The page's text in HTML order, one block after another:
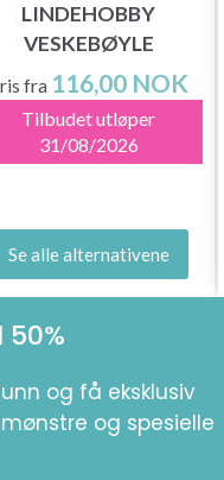
LINDEHOBBY
VESKEBØYLE
fra 116,00 NOK
Tilbudet utløper
31/08/2026
Se alle alternativene
og få eksklusiv
og spesielle